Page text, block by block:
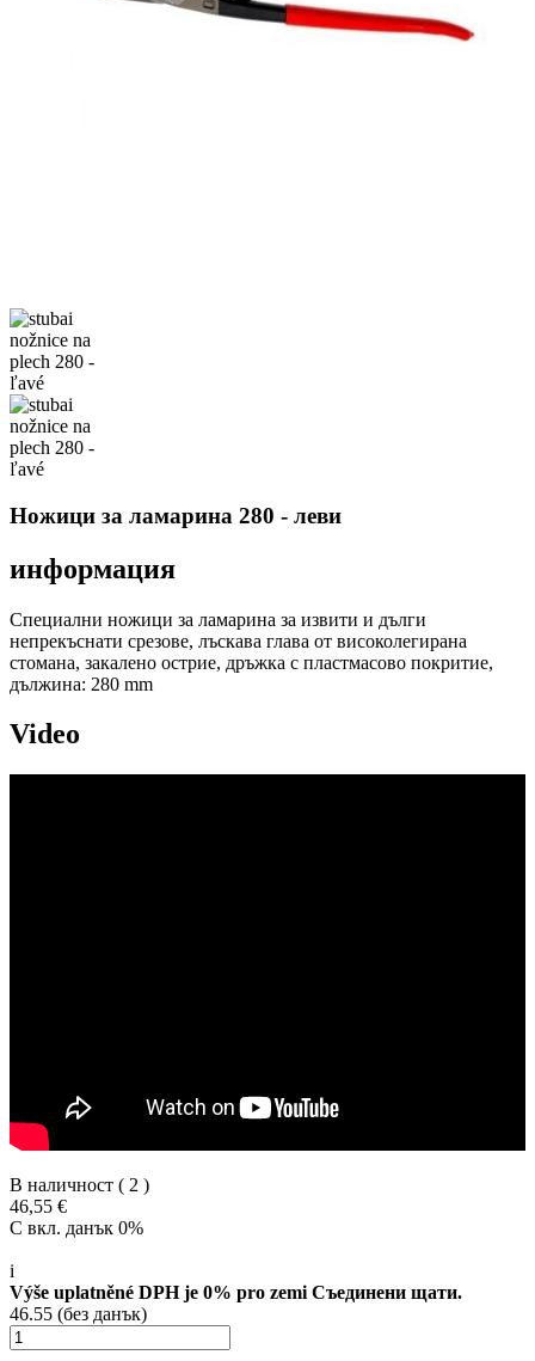
Ножици за ламарина 280 - леви
информация
Специални ножици за ламарина за извити и дълги
непрекъснати срезове, лъскава глава от високолегирана
стомана, закалено острие, дръжка с пластмасово покритие,
дължина: 280 mm
Video
В наличност ( 2 )
46,55 €
С вкл. данък 0%
i
Výše uplatněné DPH je 0% pro zemi Съединени щати.
46.55 (без данък)